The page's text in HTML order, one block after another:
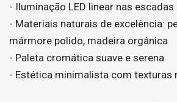
- Iluminação LED linear nas
- Materiais naturais de excelência:
mármore polido, madeira orgânica
- Paleta cromática suave e serena
- Estética minimalista com texturas